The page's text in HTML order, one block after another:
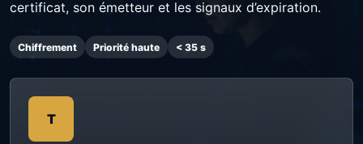
certificat, son émetteur et les signaux d’expiration.
Chiffrement Priorité haute < 35 s
T